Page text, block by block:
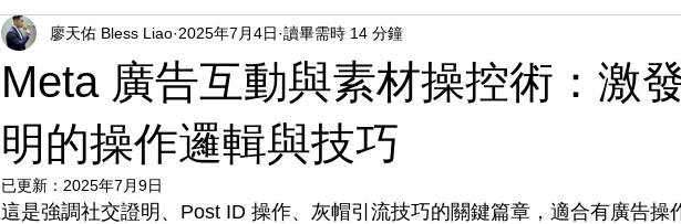
Meta 廣告互動與素材操控術：激
明的操作邏輯與技巧
廖天佑 Bless Liao 2025年7月4日 讀畢需時 14 分鐘
已更新： 2025年7月9日
這是強調社交證明、Post ID 操作、灰帽引流技巧的關鍵篇章，適合有廣告操